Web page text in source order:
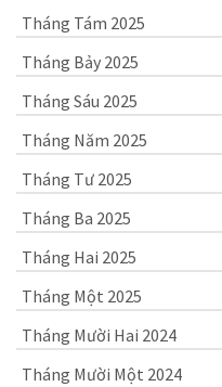
Tháng Tám 2025
Tháng Bảy 2025
Tháng Sáu 2025
Tháng Năm 2025
Tháng Tư 2025
Tháng Ba 2025
Tháng Hai 2025
Tháng Một 2025
Tháng Mười Hai 2024
Tháng Mười Một 2024